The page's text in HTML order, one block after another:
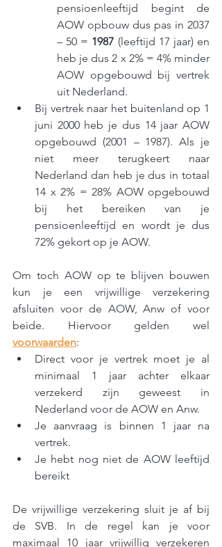
pensioenleeftijd begint de
AOW opbouw dus pas in 2037
– 50 = 1987 (leeftijd 17 jaar) en
heb je dus 2 x 2% = 4% minder
AOW opgebouwd bij vertrek
uit Nederland.
Bij vertrek naar het buitenland op 1
juni 2000 heb je dus 14 jaar AOW
opgebouwd (2001 – 1987). Als je
niet meer terugkeert naar
Nederland dan heb je dus in totaal
14 x 2% = 28% AOW opgebouwd
bij het bereiken van je
pensioenleeftijd en wordt je dus
72% gekort op je AOW.
Om toch AOW op te blijven bouwen
kun je een vrijwillige verzekering
afsluiten voor de AOW, Anw of voor
voorwaarden:
Direct voor je vertrek moet je al
minimaal 1 jaar achter elkaar
verzekerd zijn geweest in
Nederland voor de AOW en Anw.
Je aanvraag is binnen 1 jaar na
vertrek.
Je hebt nog niet de AOW leeftijd
bereikt
De vrijwillige verzekering sluit je af bij
de SVB. In de regel kan je voor
maximaal 10 jaar vrijwillig verzekeren